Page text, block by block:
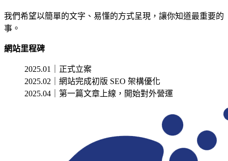
我們希望以簡單的文字、易懂的方式呈現，讓你知道最重要的
事。
網站里程碑
2025.01｜正式立案
2025.02｜網站完成初版 SEO 架構優化
2025.04｜第一篇文章上線，開始對外營運